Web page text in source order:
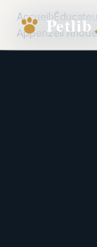
Accueil›
Appenzell